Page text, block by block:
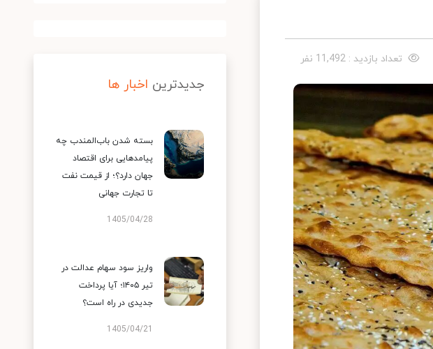
تعداد بازدید : 11,492 نفر
جدیدترین اخبار ها
بسته شدن باب‌المندب چه
پیامدهایی برای اقتصاد
جهان دارد؟؛ از قیمت نفت
تا تجارت جهانی
1405/04/28
واریز سود سهام عدالت در
تیر ۱۴۰۵؛ آیا پرداخت
جدیدی در راه است؟
1405/04/21